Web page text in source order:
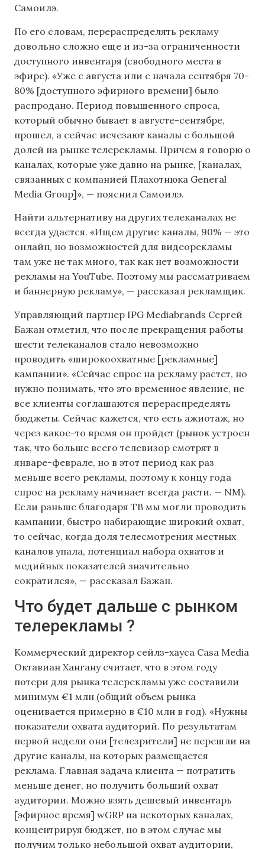
Самоилэ.
По его словам, перераспределять рекламу
довольно сложно еще и из-за ограниченности
доступного инвентаря (свободного места в
эфире). «Уже с августа или с начала сентября 70-
80% [доступного эфирного времени] было
распродано. Период повышенного спроса,
который обычно бывает в августе-сентябре,
прошел, а сейчас исчезают каналы с большой
долей на рынке телерекламы. Причем я говорю о
каналах, которые уже давно на рынке, [каналах,
связанных с компанией Плахотнюка General
Media Group]», — пояснил Самоилэ.
Найти альтернативу на других телеканалах не
всегда удается. «Ищем другие каналы, 90% — это
онлайн, но возможностей для видеорекламы
там уже не так много, так как нет возможности
рекламы на YouTube. Поэтому мы рассматриваем
и баннерную рекламу», — рассказал рекламщик.
Управляющий партнер IPG Mediabrands Сергей
Бажан отметил, что после прекращения работы
шести телеканалов стало невозможно
проводить «широкоохватные [рекламные]
кампании». «Сейчас спрос на рекламу растет, но
нужно понимать, что это временное явление, не
все клиенты соглашаются перераспределять
бюджеты. Сейчас кажется, что есть ажиотаж, но
через какое-то время он пройдет (рынок устроен
так, что больше всего телевизор смотрят в
январе-феврале, но в этот период как раз
меньше всего рекламы, поэтому к концу года
спрос на рекламу начинает всегда расти. — NM).
Если раньше благодаря ТВ мы могли проводить
кампании, быстро набирающие широкий охват,
то сейчас, когда доля телесмотрения местных
каналов упала, потенциал набора охватов и
медийных показателей значительно
сократился», — рассказал Бажан.
Что будет дальше с рынком
телерекламы ?
Коммерческий директор сейлз-хауса Casa Media
Октавиан Хангану считает, что в этом году
потери для рынка телерекламы уже составили
минимум €1 млн (общий объем рынка
оценивается примерно в €10 млн в год). «Нужны
показатели охвата аудиторий. По результатам
первой недели они [телезрители] не перешли на
другие каналы, на которых размещается
реклама. Главная задача клиента — потратить
меньше денег, но получить больший охват
аудитории. Можно взять дешевый инвентарь
[эфирное время] wGRP на некоторых каналах,
концентрируя бюджет, но в этом случае мы
получим только небольшой охват аудитории,